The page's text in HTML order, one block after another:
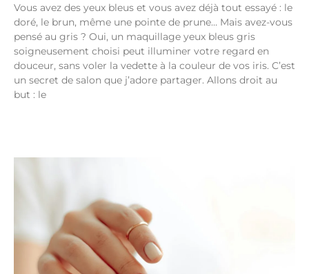
Vous avez des yeux bleus et vous avez déjà tout essayé : le
doré, le brun, même une pointe de prune… Mais avez-vous
pensé au gris ? Oui, un maquillage yeux bleus gris
soigneusement choisi peut illuminer votre regard en
douceur, sans voler la vedette à la couleur de vos iris. C’est
un secret de salon que j’adore partager. Allons droit au
but : le